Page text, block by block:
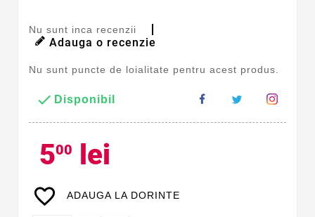
Nu sunt inca recenzii
Adauga o recenzie
Nu sunt puncte de loialitate pentru acest produs.
 Disponibil
500 lei
favorite_border ADAUGA LA DORINTE